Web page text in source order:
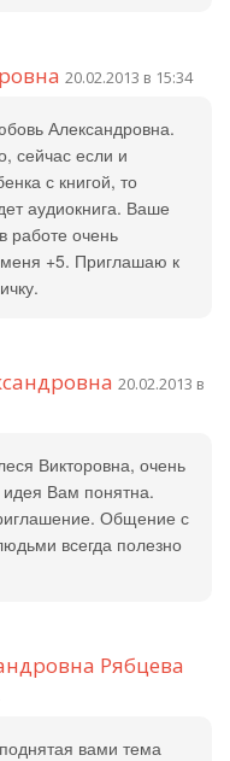
20.02.2013 в 15:34
Александровна.
сейчас если и
с книгой, то
аудиокнига. Ваше
работе очень
меня +5. Приглашаю к
20.02.2013 в
Викторовна, очень
Вам понятна.
Общение с
всегда полезно
Рябцева
вами тема